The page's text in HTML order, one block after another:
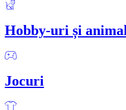
Hobby-uri și
Jocuri